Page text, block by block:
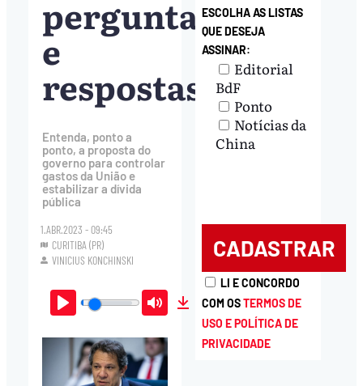
perguntas
e
respostas
Entenda, ponto a
ponto, a proposta do
governo para controlar
gastos da União e
estabilizar a dívida
pública
1.ABR.2023 - 09:45
CURITIBA (PR)
VINICIUS KONCHINSKI
Play Mute Download
ESCOLHA AS LISTAS
QUE DESEJA
ASSINAR:
Editorial
BdF
Ponto
Notícias da
China
LI E CONCORDO
COM OSTERMOS DE
USO E POLÍTICA DE
PRIVACIDADE